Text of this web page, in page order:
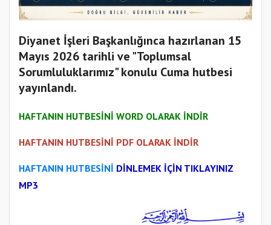
Diyanet İşleri Başkanlığınca hazırlanan 15
Mayıs 2026 tarihli ve "Toplumsal
Sorumluluklarımız" konulu Cuma hutbesi
yayınlandı.
HAFTANIN HUTBESİNİ WORD OLARAK İNDİR
HAFTANIN HUTBESİNİ PDF OLARAK İNDİR
HAFTANIN HUTBESİNİ DİNLEMEK İÇİN TIKLAYINIZ
MP3